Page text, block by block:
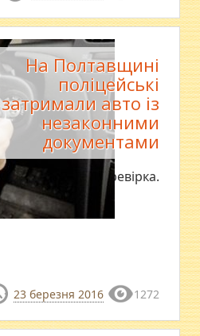
На Полтавщині
поліцейські
затримали авто із
незаконними
документами
Нині триває перевірка.
23 березня 2016 1272